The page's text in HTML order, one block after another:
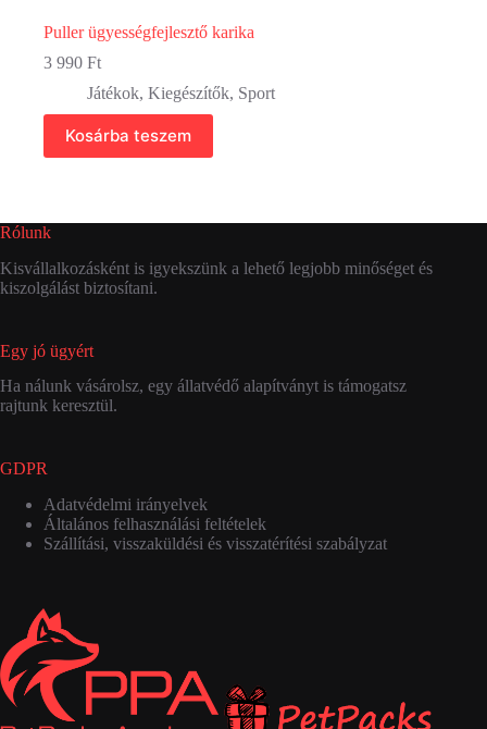
Puller ügyességfejlesztő karika
3 990 Ft
Játékok, Kiegészítők, Sport
Kosárba teszem
Rólunk
Kisvállalkozásként is igyekszünk a lehető legjobb minőséget és
kiszolgálást biztosítani.
Egy jó ügyért
Ha nálunk vásárolsz, egy állatvédő alapítványt is támogatsz
rajtunk keresztül.
GDPR
Adatvédelmi irányelvek
Általános felhasználási feltételek
Szállítási, visszaküldési és visszatérítési szabályzat